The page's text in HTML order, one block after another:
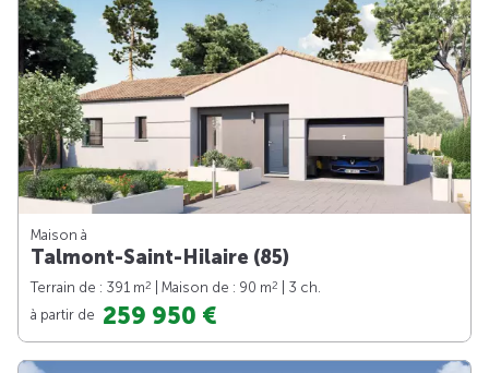
Maison à
Talmont-Saint-Hilaire (85)
Terrain de : 391 m2 | Maison de : 90 m2
| 3 ch.
à partir de 259 950 €